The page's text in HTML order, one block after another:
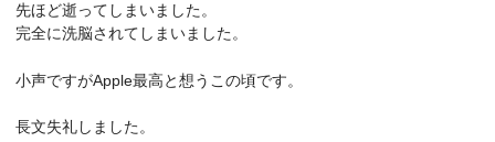
先ほど逝ってしまいました。
完全に洗脳されてしまいました。
小声ですがApple最高と想うこの頃です。
長文失礼しました。